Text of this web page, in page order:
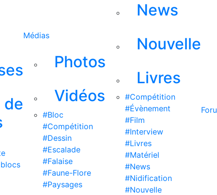
de
Médias
Photos
Vidéos
#Bloc
#Compétition
#Dessin
#Escalade
#Falaise
#Faune-Flore
#Paysages
News
Nouvelle
Livres
#Compétition
#Évènement
#Film
#Interview
#Livres
#Matériel
#News
#Nidification
#Nouvelle